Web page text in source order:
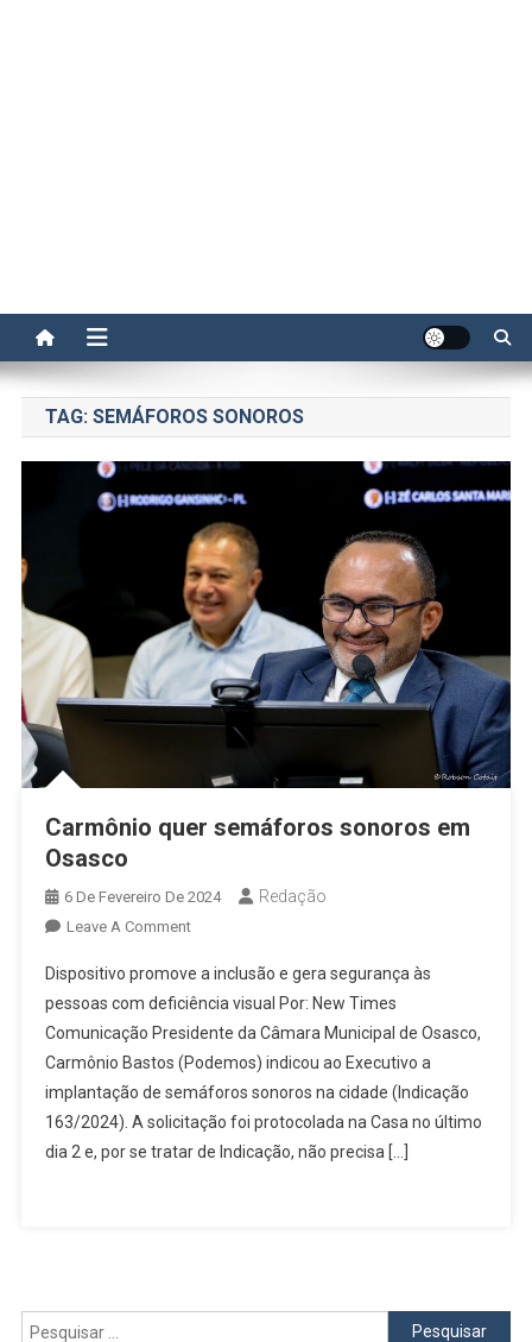
TAG: SEMÁFOROS SONOROS
Carmônio quer semáforos sonoros em
Osasco
6 De Fevereiro De 2024 Redação
Leave A CommentOn
Quer
Semáforos
Sonoros
Em
Osasco
Dispositivo promove a inclusão e gera segurança às
pessoas com deficiência visual Por: New Times
Comunicação Presidente da Câmara Municipal de Osasco,
Carmônio Bastos (Podemos) indicou ao Executivo a
implantação de semáforos sonoros na cidade (Indicação
163/2024). A solicitação foi protocolada na Casa no último
dia 2 e, por se tratar de Indicação, não precisa […]
Pesquisar